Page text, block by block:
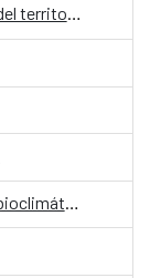
Taller Curaduría comunitaria y narrativas del territorio
Refugio climático. Taller de arquitectura bioclimática y proyecto aplicado